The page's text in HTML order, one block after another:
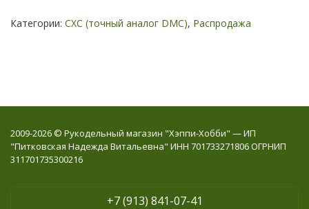
Категории: СХС (точный аналог DMC), Распродажа
2009-2026 © Рукодельный магазин "Хэппи-Хобби" — ИП
"Питковская Надежда Витальевна" ИНН 701733271806 ОГРНИП
311701735300216
+7 (913) 841-07-41